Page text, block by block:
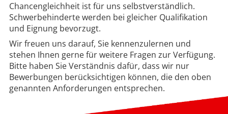
Chancengleichheit ist für uns selbstverständlich.
Schwerbehinderte werden bei gleicher Qualifikation
und Eignung bevorzugt.
Wir freuen uns darauf, Sie kennenzulernen und
stehen Ihnen gerne für weitere Fragen zur Verfügung.
Bitte haben Sie Verständnis dafür, dass wir nur
Bewerbungen berücksichtigen können, die den oben
genannten Anforderungen entsprechen.